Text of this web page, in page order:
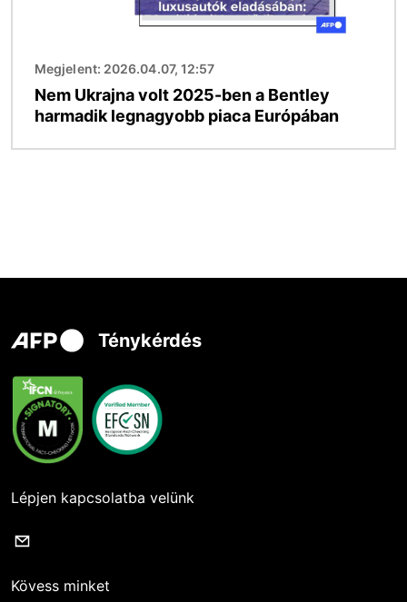
Megjelent: 2026.04.07, 12:57
Nem Ukrajna volt 2025-ben a Bentley
harmadik legnagyobb piaca Európában
Ténykérdés
Lépjen kapcsolatba velünk
Kövess minket